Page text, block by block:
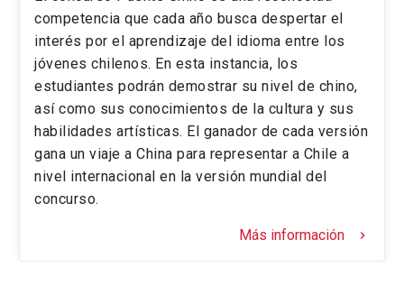
competencia que cada año busca despertar el
interés por el aprendizaje del idioma entre los
jóvenes chilenos. En esta instancia, los
estudiantes podrán demostrar su nivel de chino,
así como sus conocimientos de la cultura y sus
habilidades artísticas. El ganador de cada versión
gana un viaje a China para representar a Chile a
nivel internacional en la versión mundial del
concurso.
Más información keyboard_arrow_right